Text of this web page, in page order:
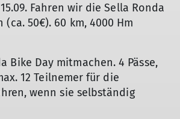
Fahren wir die Sella Ronda
50€). 60 km, 4000 Hm
Bike Day mitmachen. 4 Pässe,
12 Teilnemer für die
wenn sie selbständig